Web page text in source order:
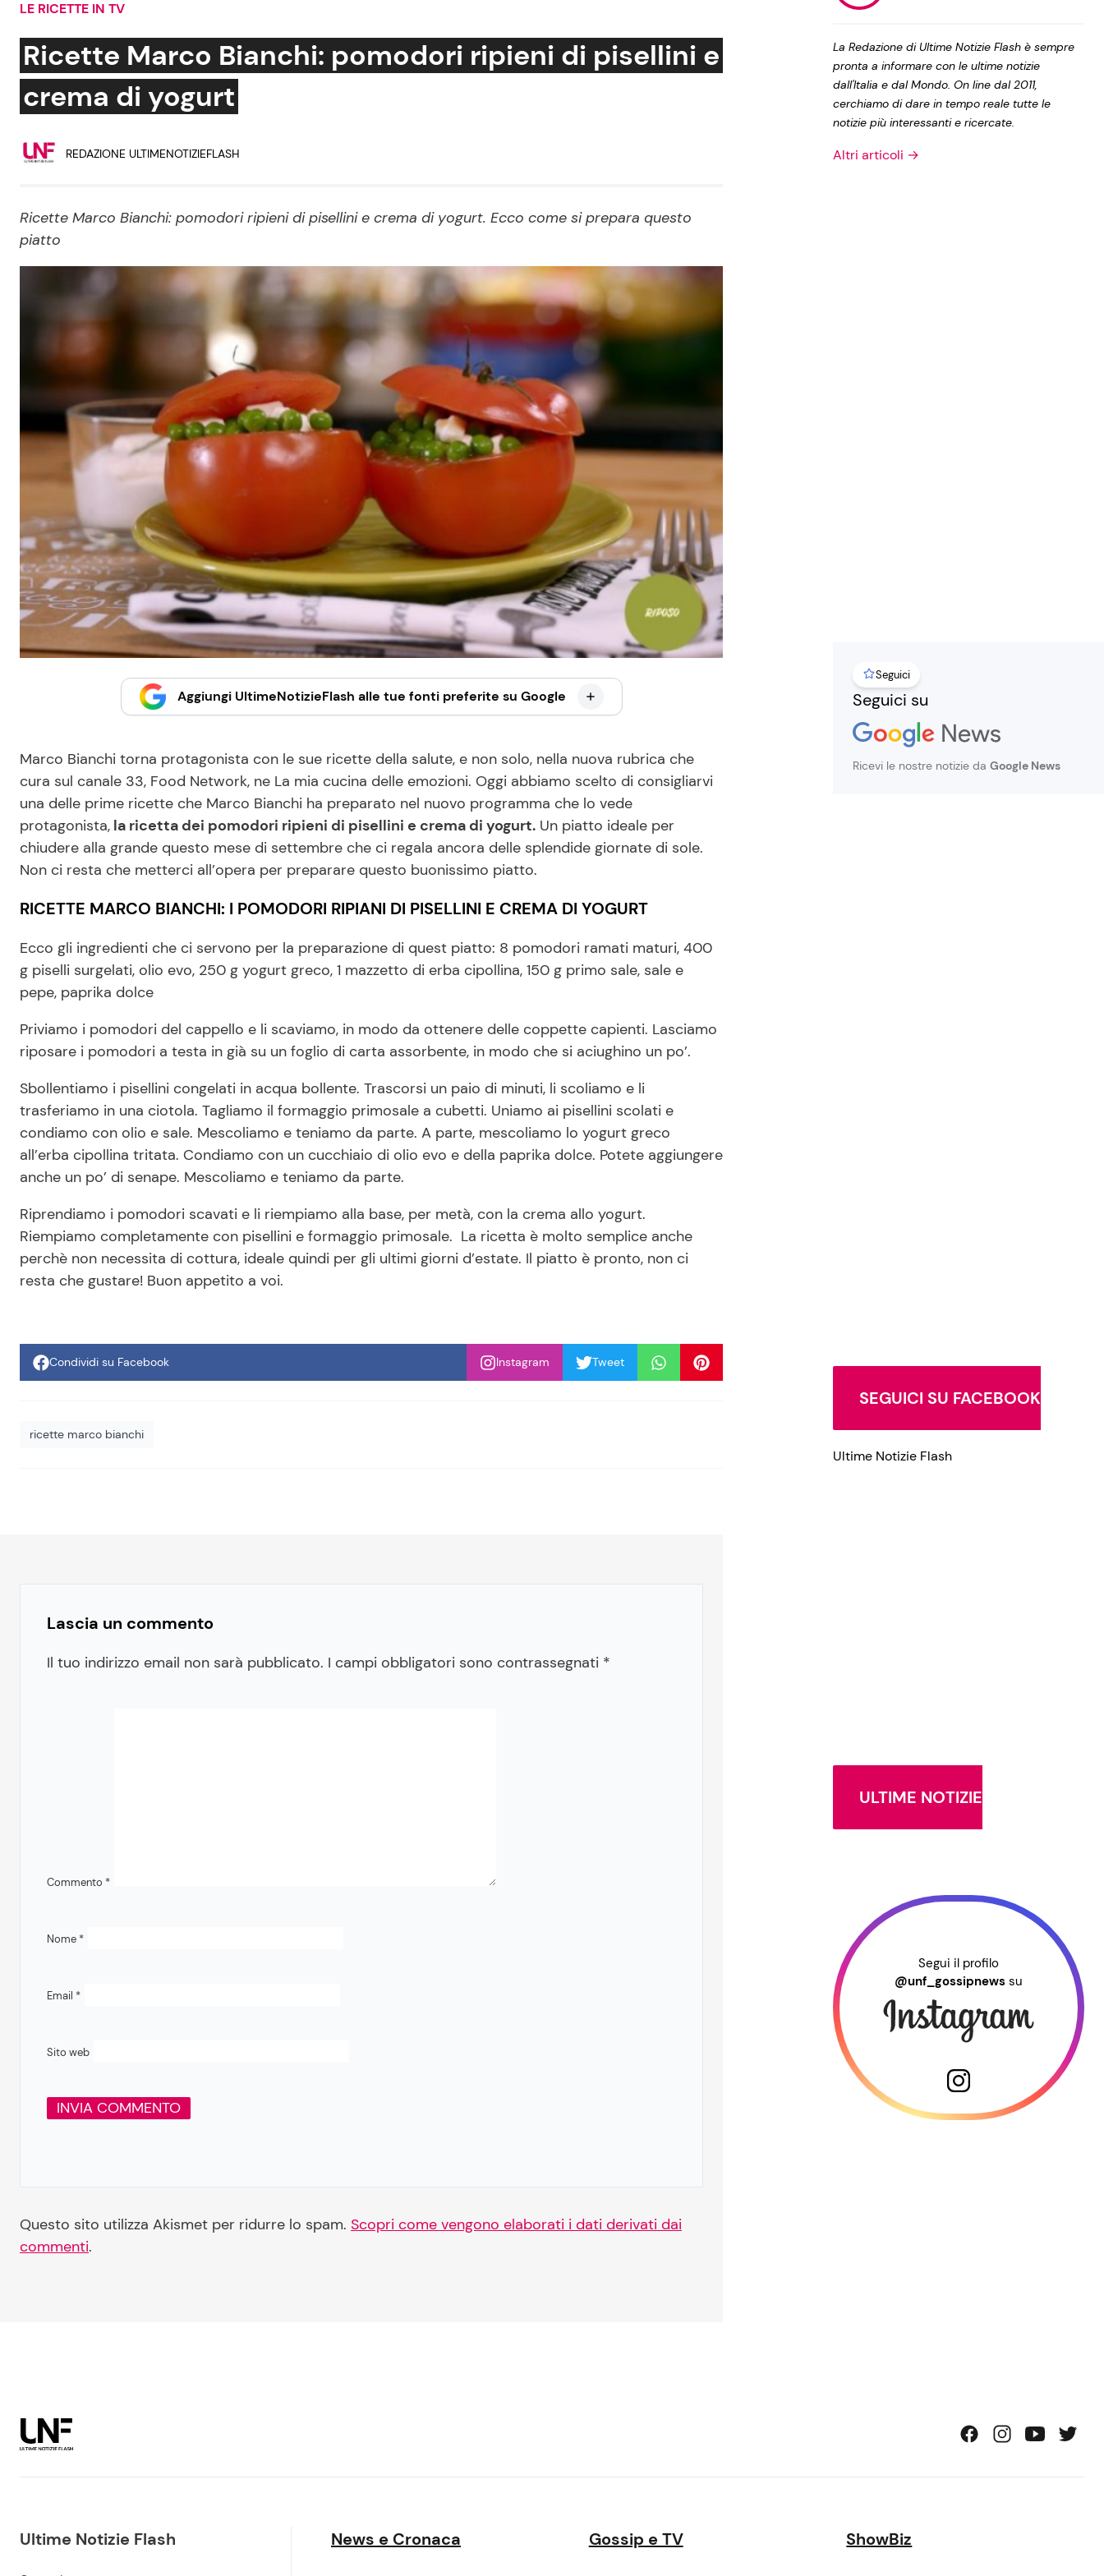
Social News
News dal mondo
Mondo Mamma
Salute
Viaggi e Turismo
Le Ricette in TV
Ricette Facili e Veloci
Ricette Feste
Ricette per Bambini
Privacy Policy
LE RICETTE IN TV
Ricette Marco Bianchi: pomodori ripieni di pisellini e
crema di yogurt
REDAZIONE ULTIMENOTIZIEFLASH
Ricette Marco Bianchi: pomodori ripieni di pisellini e crema di yogurt. Ecco come si prepara questo
piatto
Aggiungi UltimeNotizieFlash alle tue fonti preferite su Google
Marco Bianchi torna protagonista con le sue ricette della salute, e non solo, nella nuova rubrica che
cura sul canale 33, Food Network, ne La mia cucina delle emozioni. Oggi abbiamo scelto di consigliarvi
una delle prime ricette che Marco Bianchi ha preparato nel nuovo programma che lo vede
protagonista, la ricetta dei pomodori ripieni di pisellini e crema di yogurt. Un piatto ideale per
chiudere alla grande questo mese di settembre che ci regala ancora delle splendide giornate di sole.
Non ci resta che metterci all’opera per preparare questo buonissimo piatto.
RICETTE MARCO BIANCHI: I POMODORI RIPIANI DI PISELLINI E CREMA DI YOGURT
Ecco gli ingredienti che ci servono per la preparazione di quest piatto: 8 pomodori ramati maturi, 400
g piselli surgelati, olio evo, 250 g yogurt greco, 1 mazzetto di erba cipollina, 150 g primo sale, sale e
pepe, paprika dolce
Priviamo i pomodori del cappello e li scaviamo, in modo da ottenere delle coppette capienti. Lasciamo
riposare i pomodori a testa in già su un foglio di carta assorbente, in modo che si aciughino un po’.
Sbollentiamo i pisellini congelati in acqua bollente. Trascorsi un paio di minuti, li scoliamo e li
trasferiamo in una ciotola. Tagliamo il formaggio primosale a cubetti. Uniamo ai pisellini scolati e
condiamo con olio e sale. Mescoliamo e teniamo da parte. A parte, mescoliamo lo yogurt greco
all’erba cipollina tritata. Condiamo con un cucchiaio di olio evo e della paprika dolce. Potete aggiungere
anche un po’ di senape. Mescoliamo e teniamo da parte.
Riprendiamo i pomodori scavati e li riempiamo alla base, per metà, con la crema allo yogurt.
Riempiamo completamente con pisellini e formaggio primosale. La ricetta è molto semplice anche
perchè non necessita di cottura, ideale quindi per gli ultimi giorni d’estate. Il piatto è pronto, non ci
resta che gustare! Buon appetito a voi.
Condividi su Facebook Instagram Tweet
ricette marco bianchi
Lascia un commento
Il tuo indirizzo email non sarà pubblicato. I campi obbligatori sono contrassegnati *
Commento *
Nome *
Email *
Sito web
Questo sito utilizza Akismet per ridurre lo spam. Scopri come vengono elaborati i dati derivati dai
commenti.
La Redazione di Ultime Notizie Flash è sempre
pronta a informare con le ultime notizie
dall'Italia e dal Mondo. On line dal 2011,
cerchiamo di dare in tempo reale tutte le
notizie più interessanti e ricercate.
Altri articoli →
Seguici
Seguici su
Ricevi le nostre notizie da Google News
SEGUICI SU FACEBOOK
Ultime Notizie Flash
ULTIME NOTIZIE
Segui il profilo
@unf_gossipnews su
Ultime Notizie Flash News e Cronaca Gossip e TV ShowBiz